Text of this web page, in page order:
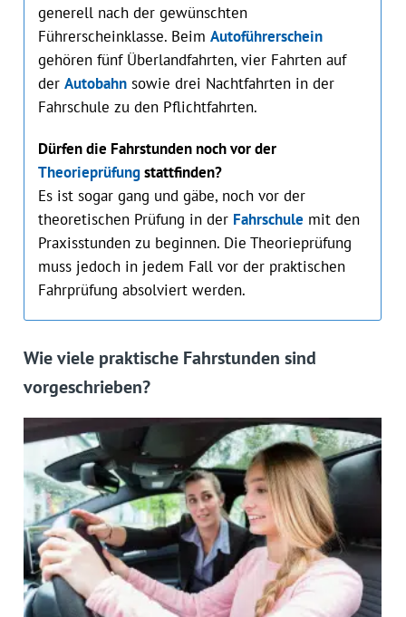
generell nach der gewünschten
Führerscheinklasse. Beim Autoführerschein
gehören fünf Überlandfahrten, vier Fahrten auf
der Autobahnsowie drei Nachtfahrten in der
Fahrschule zu den Pflichtfahrten.
Dürfen die Fahrstunden noch vor der
Theorieprüfungstattfinden?
Es ist sogar gang und gäbe, noch vor der
theoretischen Prüfung in der Fahrschule mit den
Praxisstunden zu beginnen. Die Theorieprüfung
muss jedoch in jedem Fall vor der praktischen
Fahrprüfung absolviert werden.
Wie viele praktische Fahrstunden sind
vorgeschrieben?